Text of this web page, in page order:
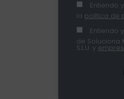
Entiendo
la política de
Entiendo
de Soluciona
S.L.U. y